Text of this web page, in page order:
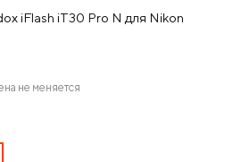
iFlash iT30 Pro N для Nikon
не меняется